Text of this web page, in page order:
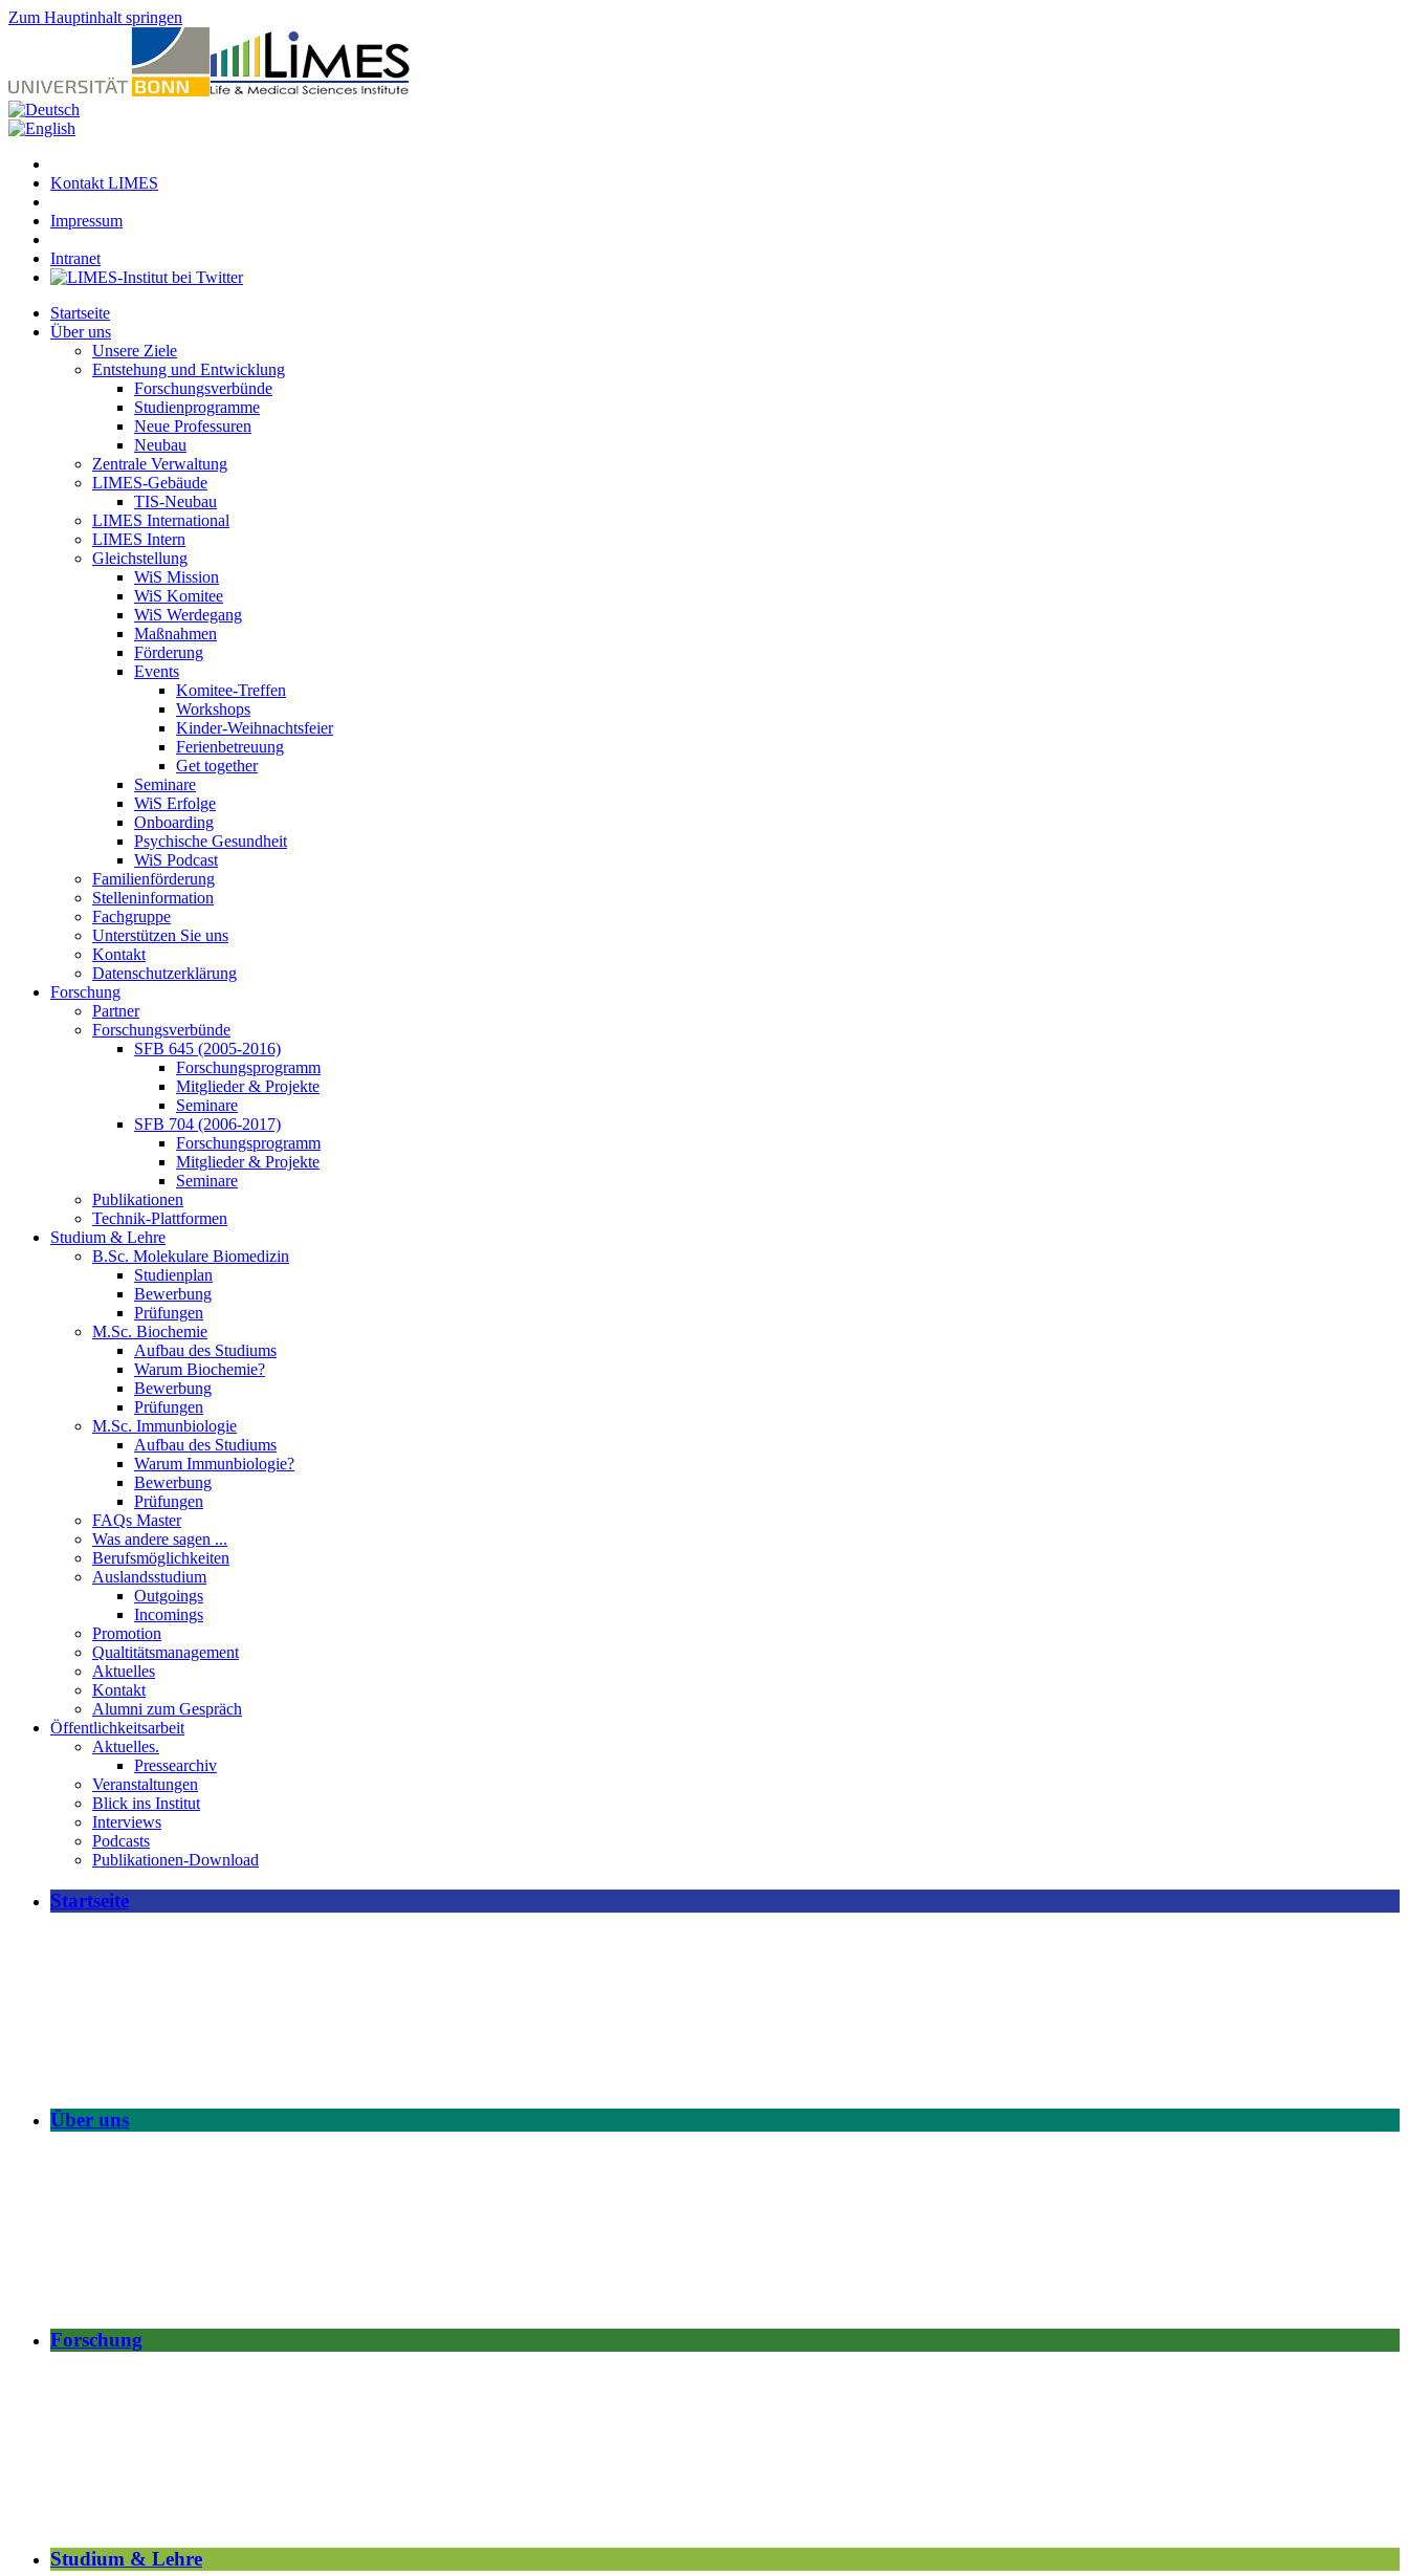
Zum Hauptinhalt springen
Kontakt LIMES
Impressum
Intranet
Startseite
Über uns
Unsere Ziele
Entstehung und Entwicklung
Forschungsverbünde
Studienprogramme
Neue Professuren
Neubau
Zentrale Verwaltung
LIMES-Gebäude
TIS-Neubau
LIMES International
LIMES Intern
Gleichstellung
WiS Mission
WiS Komitee
WiS Werdegang
Maßnahmen
Förderung
Events
Komitee-Treffen
Workshops
Kinder-Weihnachtsfeier
Ferienbetreuung
Get together
Seminare
WiS Erfolge
Onboarding
Psychische Gesundheit
WiS Podcast
Familienförderung
Stelleninformation
Fachgruppe
Unterstützen Sie uns
Kontakt
Datenschutzerklärung
Forschung
Partner
Forschungsverbünde
SFB 645 (2005-2016)
Forschungsprogramm
Mitglieder & Projekte
Seminare
SFB 704 (2006-2017)
Forschungsprogramm
Mitglieder & Projekte
Seminare
Publikationen
Technik-Plattformen
Studium & Lehre
B.Sc. Molekulare Biomedizin
Studienplan
Bewerbung
Prüfungen
M.Sc. Biochemie
Aufbau des Studiums
Warum Biochemie?
Bewerbung
Prüfungen
M.Sc. Immunbiologie
Aufbau des Studiums
Warum Immunbiologie?
Bewerbung
Prüfungen
FAQs Master
Was andere sagen ...
Berufsmöglichkeiten
Auslandsstudium
Outgoings
Incomings
Promotion
Qualtitätsmanagement
Aktuelles
Kontakt
Alumni zum Gespräch
Öffentlichkeitsarbeit
Aktuelles.
Pressearchiv
Veranstaltungen
Blick ins Institut
Interviews
Podcasts
Publikationen-Download
Startseite
Über uns
Forschung
Studium & Lehre